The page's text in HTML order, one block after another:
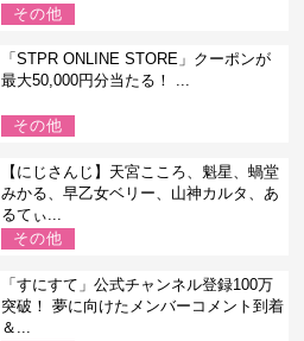
その他
「STPR ONLINE STORE」クーポンが
最大50,000円分当たる！ ...
その他
【にじさんじ】天宮こころ、魁星、蝸堂
みかる、早乙女ベリー、山神カルタ、あ
るてぃ...
その他
「すにすて」公式チャンネル登録100万
突破！ 夢に向けたメンバーコメント到着
＆...